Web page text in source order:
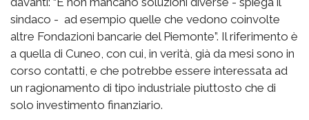
sindaco - ad esempio quelle che vedono coinvolte
altre Fondazioni bancarie del Piemonte”. Il riferimento è
a quella di Cuneo, con cui, in verità, già da mesi sono in
corso contatti, e che potrebbe essere interessata ad
un ragionamento di tipo industriale piuttosto che di
solo investimento finanziario.